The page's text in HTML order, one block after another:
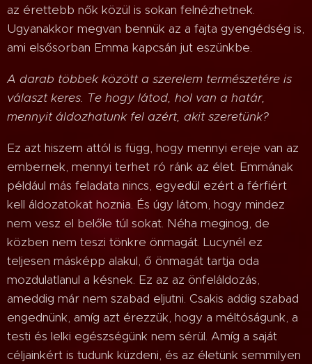
az érettebb nők közül is sokan felnézhetnek.
Ugyanakkor megvan bennük az a fajta gyengédség is,
ami elsősorban Emma kapcsán jut eszünkbe.
A darab többek között a szerelem természetére is
választ keres. Te hogy látod, hol van a határ,
mennyit áldozhatunk fel azért, akit szeretünk?
Ez azt hiszem attól is függ, hogy mennyi ereje van az
embernek, mennyi terhet ró ránk az élet. Emmának
például más feladata nincs, egyedül ezért a férfiért
kell áldozatokat hoznia. És úgy látom, hogy mindez
nem vesz el belőle túl sokat. Néha meginog, de
közben nem teszi tönkre önmagát. Lucynél ez
teljesen másképp alakul, ő önmagát tartja oda
mozdulatlanul a késnek. Ez az az önfeláldozás,
ameddig már nem szabad eljutni. Csakis addig szabad
engednünk, amíg azt érezzük, hogy a méltóságunk, a
testi és lelki egészségünk nem sérül. Amíg a saját
céljainkért is tudunk küzdeni, és az életünk semmilyen